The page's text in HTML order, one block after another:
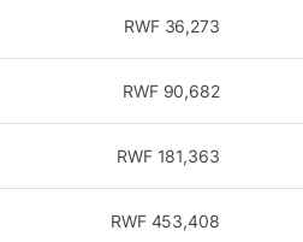
36,273
RWF
90,682
RWF
181,363
RWF
453,408
RWF